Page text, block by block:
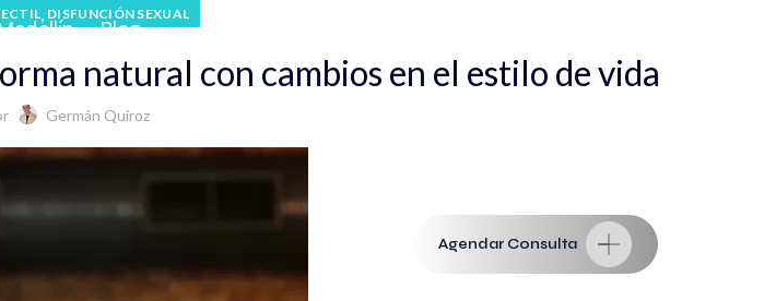
Blog
Agendar Consulta
, DISFUNCIÓN SEXUAL
natural con cambios en el estilo de vida
Germán Quiroz